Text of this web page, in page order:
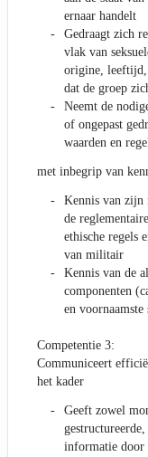
ernaar handelt
Gedraagt zich
vlak van
origine,
dat de groep
Neemt de
of ongepast
waarden en
met inbegrip van
Kennis van zijn
de
ethische regels
van militair
Kennis van de
componenten
en voornaamste
Competentie 3:
Communiceert
het kader
Geeft zowel
informatie door